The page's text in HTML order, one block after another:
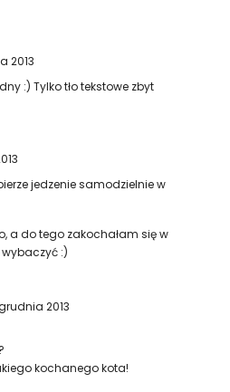
2013
:) Tylko tło tekstowe zbyt
jedzenie samodzielnie w
a do tego zakochałam się w
:)
2013
kochanego kota!